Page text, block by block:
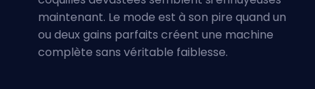
maintenant. Le mode est à son pire quand un
ou deux gains parfaits créent une machine
complète sans véritable faiblesse.